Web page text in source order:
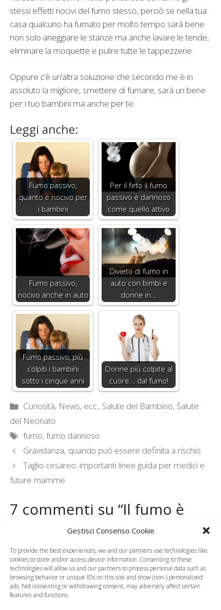
Gestisci Consenso Cookie
To provide the best experiences, we and our partners use technologies like
cookies to store and/or access device information. Consenting to these
technologies will allow us and our partners to process personal data such as
browsing behavior or unique IDs on this site and show (non-) personalized
ads. Not consenting or withdrawing consent, may adversely affect certain
features and functions.
stessi effetti nocivi del fumo stesso, perciò se nella tua
casa qualcuno ha fumato per molto tempo sarà bene
non solo arieggiare le stanze ma anche lavare le tende,
eliminare la moquette e pulire tutte le tappezzerie.
Oppure c’è un’altra soluzione che secondo me è in
assoluto la migliore, smettere di fumare, sarà un bene
per i tuo bambini ma anche per te.
Leggi anche:
Fumo passivo,
quanto è nocivo per
i bambini
Per il feto il fumo
passivo è dannoso
come quello attivo
Fumo passivo,
nocivo anche in auto
Divieto di fumo in
auto con bimbi e
donne in…
Fumo passivo, più
colpiti i bambini
sotto i cinque anni
Donne più colpite al
cuore... dal fumo!
Categorie
Curiosità, News, ecc., Salute del Bambino, Salute
del Neonato
Tag
fumo,fumo dannoso
Gravidanza, quando può essere definita a rischio
Taglio cesareo: importanti linee guida per medici e
future mamme
7 commenti su “Il fumo è
dannoso per i bambini
anche se di terza mano”
Pingback:Fumo passivo, quanto è nocivo per i bambini
- Tutto Mamma